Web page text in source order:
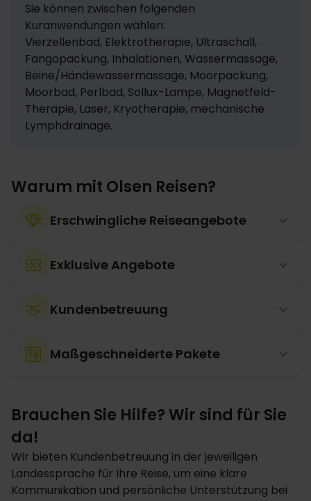
Sie können zwischen folgenden
Kuranwendungen wählen:
Vierzellenbad, Elektrotherapie, Ultraschall,
Fangopackung, Inhalationen, Wassermassage,
Beine/Händewassermassage, Moorpackung,
Moorbad, Perlbad, Sollux-Lampe, Magnetfeld-
Therapie, Laser, Kryotherapie, mechanische
Lymphdrainage.
Warum mit Olsen Reisen?
Erschwingliche Reiseangebote
Exklusive Angebote
Kundenbetreuung
Maßgeschneiderte Pakete
Brauchen Sie Hilfe? Wir sind für Sie
da!
Wir bieten Kundenbetreuung in der jeweiligen
Landessprache für Ihre Reise, um eine klare
Kommunikation und persönliche Unterstützung bei